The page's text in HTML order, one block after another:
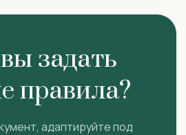
задать
правила?
адаптируйте под